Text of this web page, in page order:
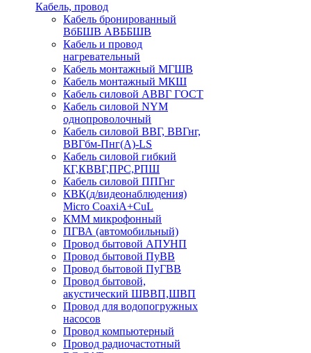
Кабель, провод
Кабель бронированный
ВбБШВ АВББШВ
Кабель и провод
нагревательный
Кабель монтажный МГШВ
Кабель монтажный МКШ
Кабель силовой АВВГ ГОСТ
Кабель силовой NYM
однопроволочный
Кабель силовой ВВГ, ВВГнг,
ВВГбм-Пнг(А)-LS
Кабель силовой гибкий
КГ,КВВГ,ПРС,РПШ
Кабель силовой ППГнг
КВК(д/видеонаблюдения)
Micro CoaxiA+CuL
КММ микрофонный
ПГВА (автомобильный)
Провод бытовой АПУНП
Провод бытовой ПуВВ
Провод бытовой ПуГВВ
Провод бытовой,
акустический ШВВП,ШВП
Провод для водопогружных
насосов
Провод компьютерный
Провод радиочастотный